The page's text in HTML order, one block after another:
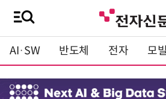
AI·SW 반도체 전자 모